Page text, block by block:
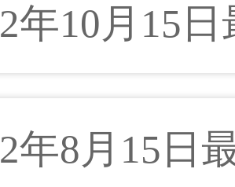
年10月15
年8月15日